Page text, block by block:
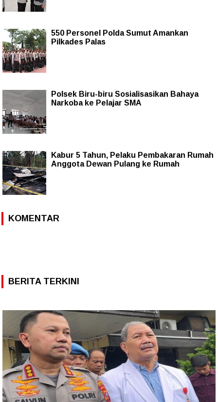
550 Personel Polda Sumut Amankan
Pilkades Palas
Polsek Biru-biru Sosialisasikan Bahaya
Narkoba ke Pelajar SMA
Kabur 5 Tahun, Pelaku Pembakaran Rumah
Anggota Dewan Pulang ke Rumah
KOMENTAR
BERITA TERKINI